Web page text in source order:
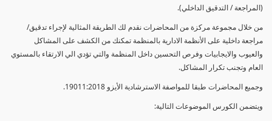
(المراجعة / التدقيق الداخلي).
من خلال مجموعة مركزة من المحاضرات نقدم لك الطريقة المثالية لإجراء تدقيق/
مراجعة داخلية على الأنظمة الادارية بالمنظمة تمكنك من الكشف على المشاكل
والعيوب والايجابيات وفرص التحسين داخل المنظمة والتي تؤدي الي الارتقاء بالمستوي
العام وتجنب تكرار المشاكل.
وجميع المحاضرات طبقا للمواصفة الاسترشادية الأيزو 19011:2018.
ويتضمن الكورس الموضوعات التالية: